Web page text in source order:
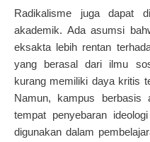
Radikalisme juga dapat
akademik. Ada asumsi
eksakta lebih rentan
yang berasal dari ilmu
kurang memiliki daya kritis
Namun, kampus berbasis
tempat penyebaran
digunakan dalam